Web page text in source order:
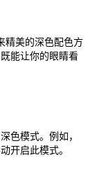
精美的深色配色方
能让你的眼睛看
色模式。例如，
开启此模式。